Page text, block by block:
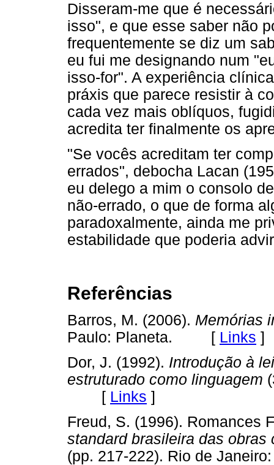
Disseram-me que é
isso", e que esse saber não
frequentemente se diz um
eu fui me designando num
isso-for". A experiência
práxis que parece resistir à
cada vez mais oblíquos,
acredita ter finalmente os
"Se vocês acreditam ter
errados", debocha Lacan
eu delego a mim o consolo
não-errado, o que de forma
paradoxalmente, ainda me
estabilidade que poderia
Referências
Barros, M. (2006). Memórias
Paulo: Planeta. [ Links ]
Dor, J. (1992). Introdução à
estruturado como linguagem
[ Links ]
Freud, S. (1996). Romances
standard brasileira das
(pp. 217-222). Rio de